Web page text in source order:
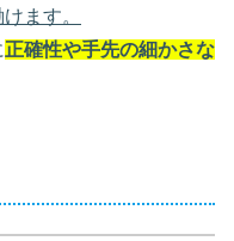
ます。
正確性や手先の細かさな